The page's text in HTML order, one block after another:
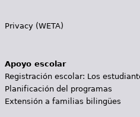
Privacy (WETA)
Apoyo escolar
Registración escolar: Los
Planificación del programas
Extensión a familias bilingües